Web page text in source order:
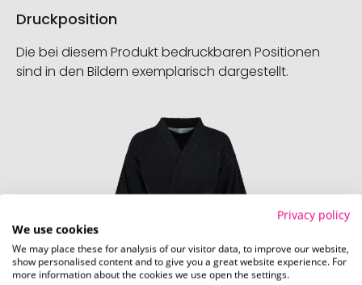
Druckposition
Die bei diesem Produkt bedruckbaren Positionen
sind in den Bildern exemplarisch dargestellt.
Privacy policy
We use cookies
We may place these for analysis of our visitor data, to improve our website,
show personalised content and to give you a great website experience. For
more information about the cookies we use open the settings.